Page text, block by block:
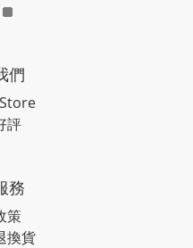
們
評
務
策
換貨